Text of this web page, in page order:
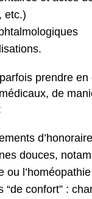
etc.)
prendre en
de
douces,
ou l’homéopathie
“de confort” :